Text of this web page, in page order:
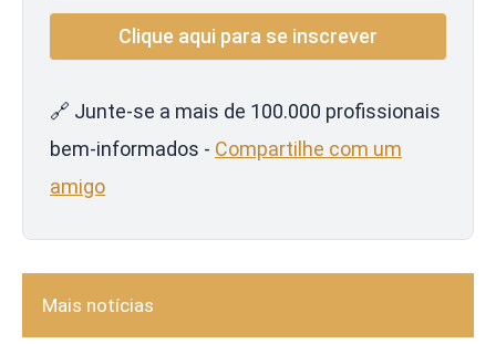
🔗 Junte-se a mais de 100.000 profissionais
bem-informados - Compartilhe com um
amigo
Mais notícias